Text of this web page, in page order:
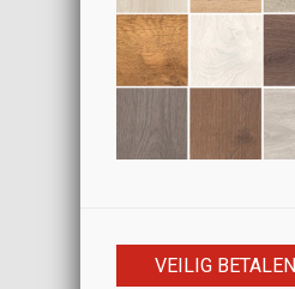
VEILIG BETALEN